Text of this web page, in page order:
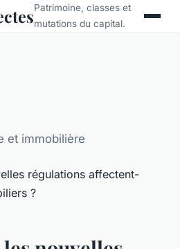
Patrimoine, classes et
mutations du capital.
et immobilière